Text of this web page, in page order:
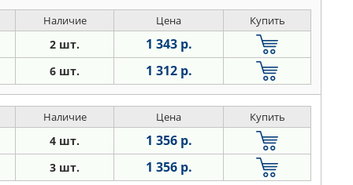
Наличие Цена Купить
2 шт. 1 343 р.
6 шт. 1 312 р.
Наличие Цена Купить
4 шт. 1 356 р.
3 шт. 1 356 р.